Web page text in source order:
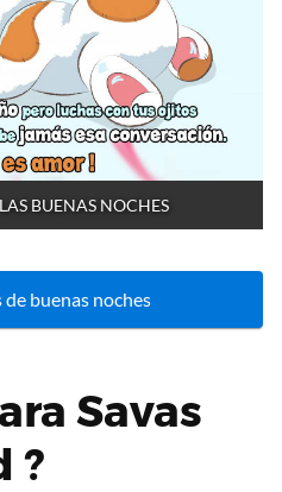
BUENAS NOCHES
de buenas noches
Savas
?